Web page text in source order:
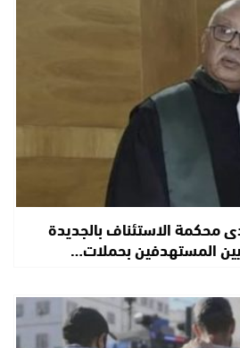
محكمة الاستئناف بالجديدة
المستهدفين بحملات…